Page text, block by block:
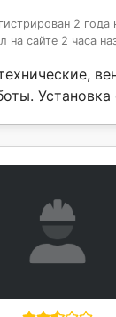
2 года
на сайте 2 часа
Установка